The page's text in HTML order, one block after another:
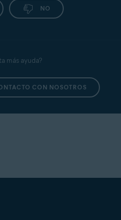
NO
más ayuda?
CON NOSOTROS